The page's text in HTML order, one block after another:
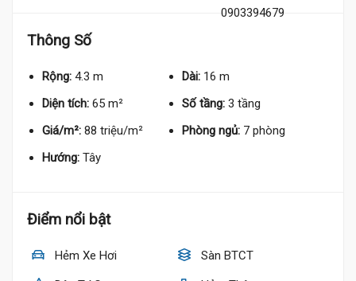
Thông Số
Rộng: 4.3 m Dài: 16 m
Diện tích: 65 m² Số tầng: 3 tầng
Giá/m²: 88 triệu/m² Phòng ngủ: 7 phòng
Hướng: Tây
Điểm nổi bật
Hẻm Xe Hơi Sàn BTCT